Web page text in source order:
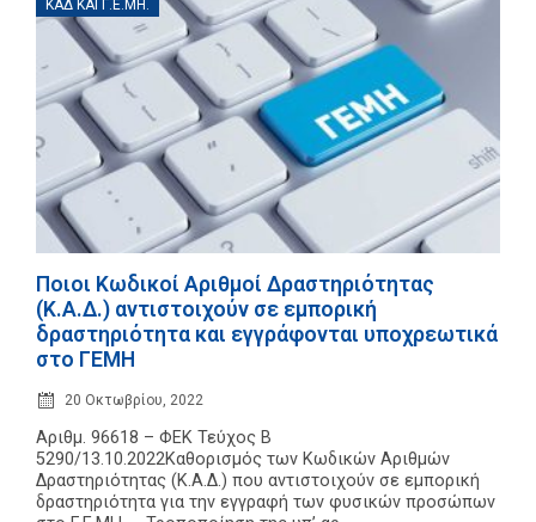
ΚΑΔ ΚΑΙ Γ.Ε.ΜΗ.
Ποιοι Κωδικοί Αριθμοί Δραστηριότητας
(Κ.Α.Δ.) αντιστοιχούν σε εμπορική
δραστηριότητα και εγγράφονται υποχρεωτικά
στο ΓΕΜΗ
20 Οκτωβρίου, 2022
Αριθμ. 96618 – ΦΕΚ Τεύχος Β
5290/13.10.2022Καθορισμός των Κωδικών Αριθμών
Δραστηριότητας (Κ.Α.Δ.) που αντιστοιχούν σε εμπορική
δραστηριότητα για την εγγραφή των φυσικών προσώπων